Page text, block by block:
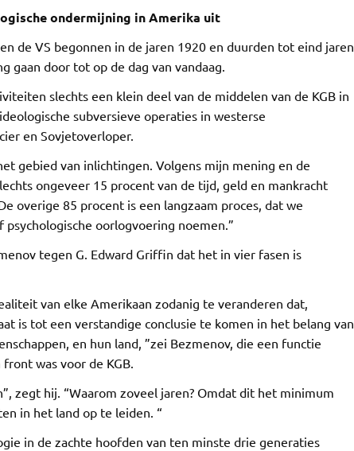
ondermijning in Amerika uit
de VS begonnen in de jaren 1920 en duurden tot eind jaren
gaan door tot op de dag van vandaag.
slechts een klein deel van de middelen van de KGB in
subversieve operaties in westerse
en Sovjetoverloper.
gebied van inlichtingen. Volgens mijn mening en de
ongeveer 15 procent van de tijd, geld en mankracht
overige 85 procent is een langzaam proces, dat we
oorlogvoering noemen.”
tegen G. Edward Griffin dat het in vier fasen is
van elke Amerikaan zodanig te veranderen dat,
is tot een verstandige conclusie te komen in het belang van
en hun land, ”zei Bezmenov, die een functie
was voor de KGB.
zegt hij. “Waarom zoveel jaren? Omdat dit het minimum
in het land op te leiden. “
in de zachte hoofden van ten minste drie generaties